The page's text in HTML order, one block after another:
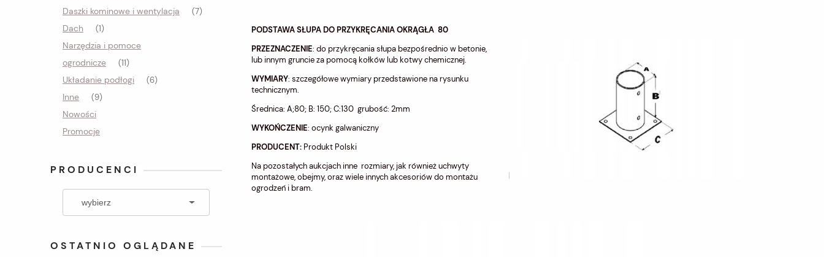
Daszki kominowe i wentylacja (7)
Dach (1)
Narzędzia i pomoce
ogrodnicze
(11)
Układanie podłogi (6)
Inne (9)
Nowości
Promocje
PRODUCENCI
OSTATNIO OGLĄDANE
PODSTAWA SŁUPA DO PRZYKRĘCANIA OKRĄGŁA 80
PRZEZNACZENIE: do przykręcania słupa bezpośrednio w betonie,
lub innym gruncie za pomocą kołków lub kotwy chemicznej.
WYMIARY: szczegółowe wymiary przedstawione na rysunku
technicznym.
Średnica: A;80; B: 150; C:130 grubość: 2mm
WYKOŃCZENIE: ocynk galwaniczny
PRODUCENT: Produkt Polski
Na pozostałych aukcjach inne rozmiary, jak również uchwyty
montażowe, obejmy, oraz wiele innych akcesoriów do montażu
ogrodzeń i bram.